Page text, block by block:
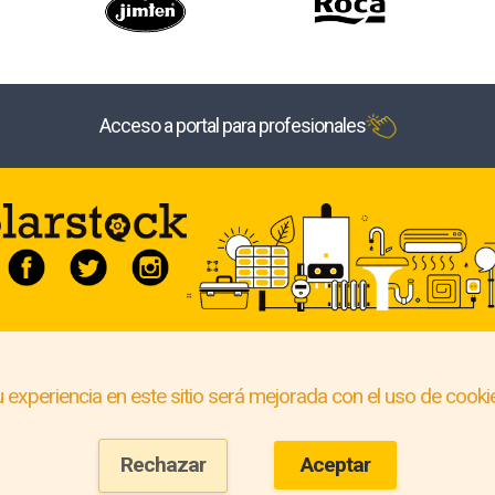
Acceso a portal para profesionales
experiencia en este sitio será mejorada con el uso de
Rechazar Aceptar